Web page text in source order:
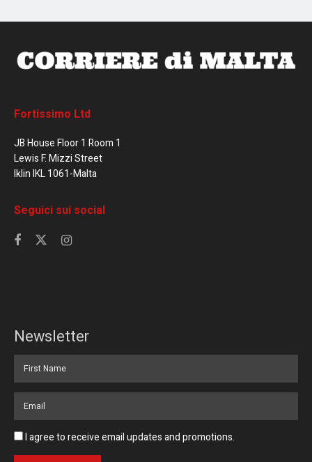
Fortissimo Ltd
JB House Floor 1 Room 1
Lewis F. Mizzi Street
Iklin IKL 1061-Malta
Seguici sui social
Newsletter
I agree to receive email updates and promotions.